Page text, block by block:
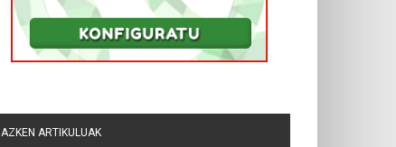
AZKEN ARTIKULUAK